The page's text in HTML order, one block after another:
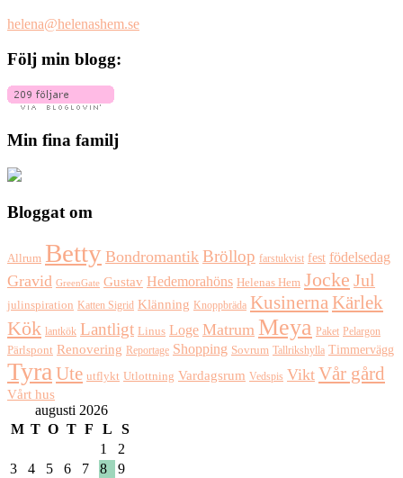
helena@helenashem.se
Följ min blogg:
Min fina familj
Bloggat om
Allrum Betty Bondromantik Bröllop farstukvist fest födelsedag
Gravid GreenGate Gustav Hedemorahöns Helenas Hem Jocke Jul
julinspiration Katten Sigrid Klänning Knoppbräda KusinernaKärlek
Kök lantkök Lantligt Linus Loge Matrum Meya Paket Pelargon
Pärlspont Renovering Reportage Shopping Sovrum Tallrikshylla Timmervägg
TyraUte utflykt Utlottning Vardagsrum Vedspis Vikt Vår gård
Vårt hus
augusti 2026
M T O T F L
S
1
2
3
4 5 6 7 8
9